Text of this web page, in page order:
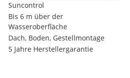
Suncontrol
Bis 6 m über der
Wasseroberfläche
Dach, Boden, Gestellmontage
5 Jahre Herstellergarantie